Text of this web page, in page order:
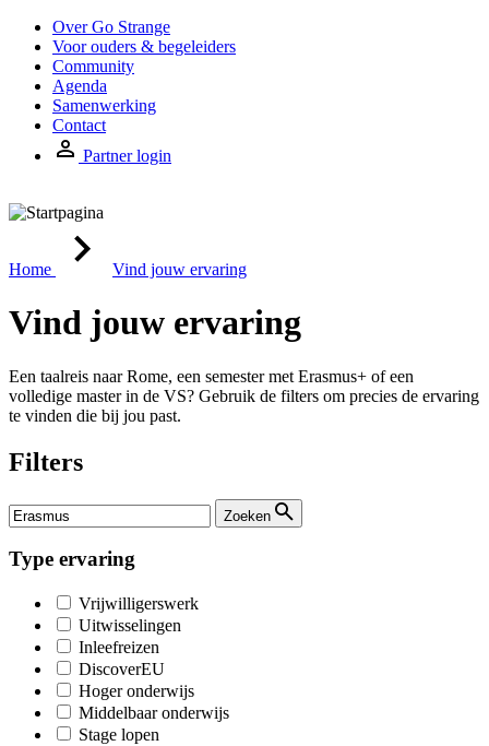
Over Go Strange
Voor ouders & begeleiders
Community
Agenda
Samenwerking
Contact
Partner login
Home Vind jouw ervaring
Vind jouw ervaring
Een taalreis naar Rome, een semester met Erasmus+ of een
volledige master in de VS? Gebruik de filters om precies de ervaring
te vinden die bij jou past.
Filters
Zoeken
Type ervaring
Vrijwilligerswerk
Uitwisselingen
Inleefreizen
DiscoverEU
Hoger onderwijs
Middelbaar onderwijs
Stage lopen